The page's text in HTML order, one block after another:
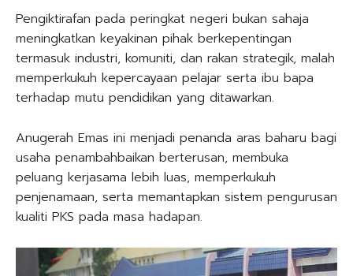
Pengiktirafan pada peringkat negeri bukan sahaja
meningkatkan keyakinan pihak berkepentingan
termasuk industri, komuniti, dan rakan strategik, malah
memperkukuh kepercayaan pelajar serta ibu bapa
terhadap mutu pendidikan yang ditawarkan.
Anugerah Emas ini menjadi penanda aras baharu bagi
usaha penambahbaikan berterusan, membuka
peluang kerjasama lebih luas, memperkukuh
penjenamaan, serta memantapkan sistem pengurusan
kualiti PKS pada masa hadapan.